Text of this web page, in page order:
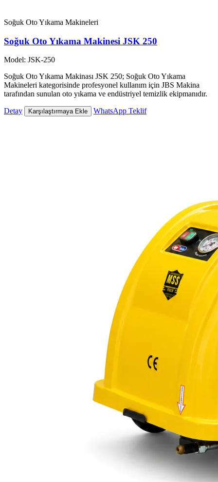
Soğuk Oto Yıkama Makineleri
Soğuk Oto Yıkama Makinesi JSK 250
Model: JSK-250
Soğuk Oto Yıkama Makinası JSK 250; Soğuk Oto Yıkama
Makineleri kategorisinde profesyonel kullanım için JBS Makina
tarafından sunulan oto yıkama ve endüstriyel temizlik ekipmanıdır.
Detay Karşılaştırmaya Ekle WhatsApp Teklif